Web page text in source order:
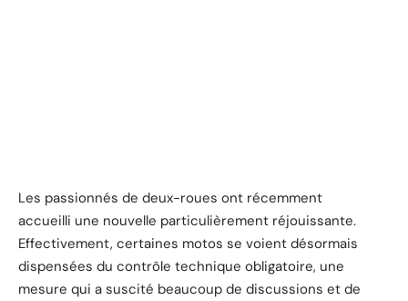
Les passionnés de deux-roues ont récemment
accueilli une nouvelle particulièrement réjouissante.
Effectivement, certaines motos se voient désormais
dispensées du contrôle technique obligatoire, une
mesure qui a suscité beaucoup de discussions et de